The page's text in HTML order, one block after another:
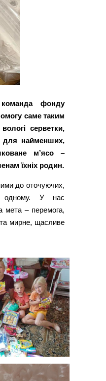
фонду
саме таким
серветки,
для найменших,
м’ясо –
їхніх родин.
до оточуючих,
одному. У нас
мета – перемога,
та мирне, щасливе